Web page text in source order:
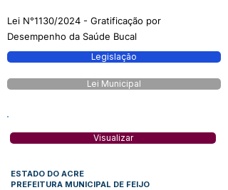
Lei N°1130/2024 - Gratificação por
Desempenho da Saúde Bucal
Legislação
Lei Municipal
Visualizar
ESTADO DO ACRE
PREFEITURA MUNICIPAL DE FEIJO